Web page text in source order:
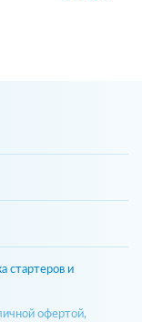
стартеров и
офертой,